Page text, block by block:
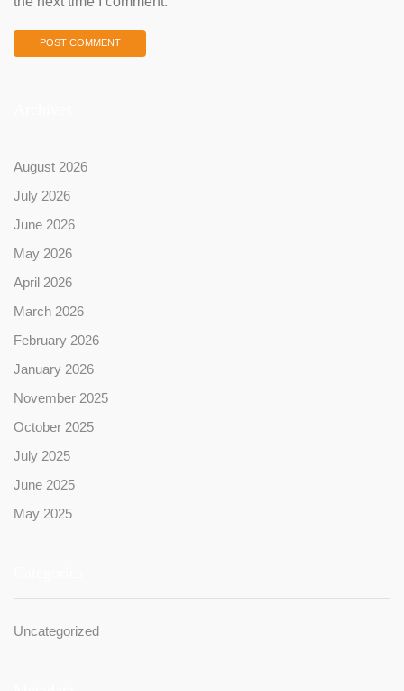
August 2026
July 2026
June 2026
May 2026
April 2026
March 2026
February 2026
January 2026
November 2025
October 2025
July 2025
June 2025
May 2025
Uncategorized